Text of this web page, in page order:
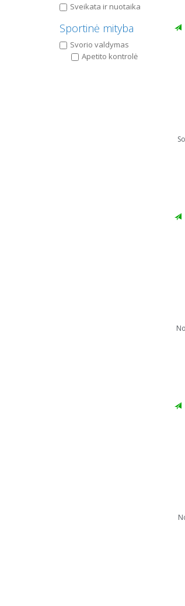
Sveikata ir nuotaika
Sportinė mityba
Svorio valdymas
Apetito kontrolė